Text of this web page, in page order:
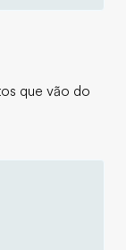
que vão do